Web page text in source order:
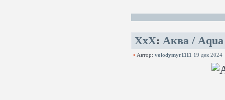
XxX: Аква / Aqua
Автор: volodymyr1111 19 дек 2024